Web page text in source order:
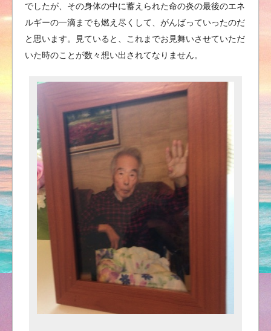
でしたが、その身体の中に蓄えられた命の炎の最後のエネ
ルギーの一滴までも燃え尽くして、がんばっていったのだ
と思います。見ていると、これまでお見舞いさせていただ
いた時のことが数々想い出されてなりません。